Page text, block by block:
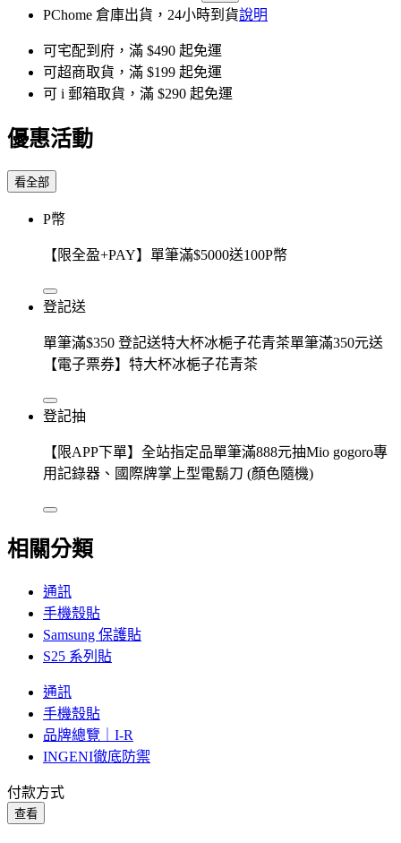
PChome 倉庫出貨，24小時到貨說明
可宅配到府，滿 $490 起免運
可超商取貨，滿 $199 起免運
可 i 郵箱取貨，滿 $290 起免運
優惠活動
看全部
P幣
【限全盈+PAY】單筆滿$5000送100P幣
登記送
單筆滿$350 登記送特大杯冰梔子花青茶單筆滿350元送
【電子票券】特大杯冰梔子花青茶
登記抽
【限APP下單】全站指定品單筆滿888元抽Mio gogoro專
用記錄器、國際牌掌上型電鬍刀 (顏色隨機)
相關分類
通訊
手機殼貼
Samsung 保護貼
S25 系列貼
通訊
手機殼貼
品牌總覽｜I-R
INGENI徹底防禦
付款方式
查看